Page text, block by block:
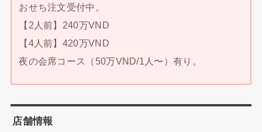
おせち注文受付中。
【2人前】240万VND
【4人前】420万VND
夜の会席コース（50万VND/1人〜）有り。
店舗情報